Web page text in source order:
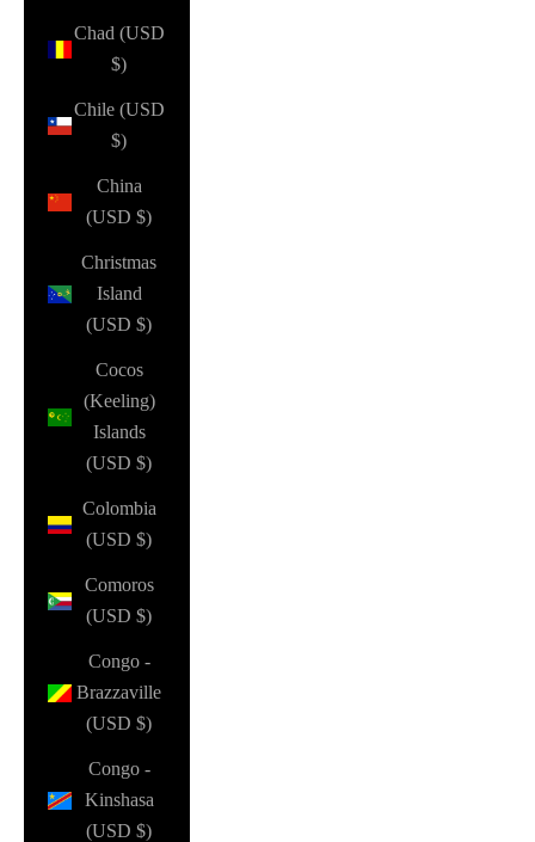
Chad (USD
$)
Chile (USD
$)
China
(USD $)
Christmas
Island
(USD $)
Cocos
(Keeling)
Islands
(USD $)
Colombia
(USD $)
Comoros
(USD $)
Congo -
Brazzaville
(USD $)
Congo -
Kinshasa
(USD $)